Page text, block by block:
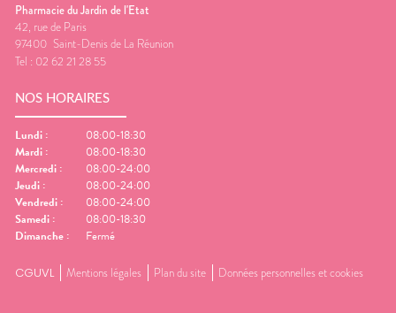
Pharmacie du Jardin de l'Etat
42, rue de Paris
97400 Saint-Denis de La Réunion
Tel : 02 62 21 28 55
NOS HORAIRES
Lundi :
08:00-18:30
Mardi :
08:00-18:30
Mercredi :
08:00-24:00
Jeudi :
08:00-24:00
Vendredi :
08:00-24:00
Samedi :
08:00-18:30
Dimanche : Fermé
CGUVL Mentions légales Plan du site Données personnelles et cookies